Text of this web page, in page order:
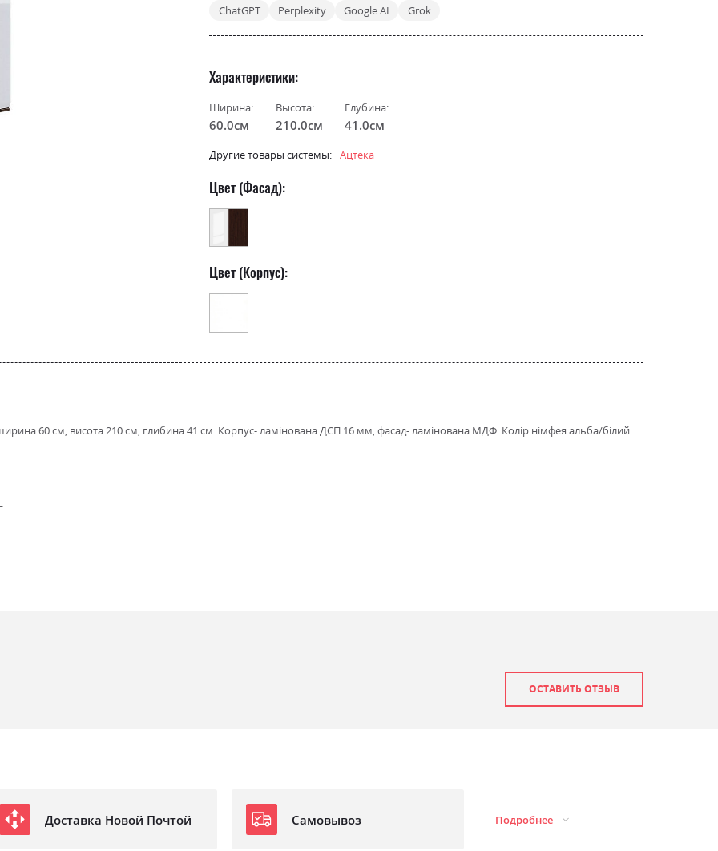
ChatGPT Perplexity Google AI Grok
Характеристики
Ширина:
60.0см
Высота:
210.0см
Глубина:
41.0см
Другие товары системы: Ацтека
Цвет (Фасад):
Цвет (Корпус):
60 см, висота 210 см, глибина 41 см. Корпус- ламінована ДСП 16 мм, фасад- ламінована МДФ. Колір німфея альба/білий
ОСТАВИТЬ ОТЗЫВ
Доставка Новой Почтой Самовывоз Подробнее